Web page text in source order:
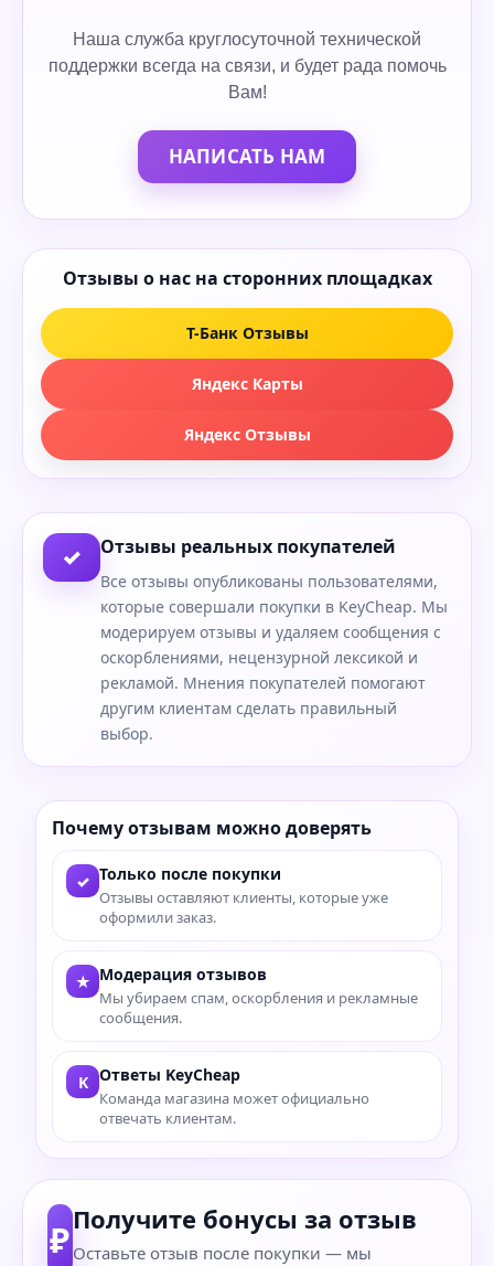
Наша служба круглосуточной технической
поддержки всегда на связи, и будет рада помочь
Вам!
НАПИСАТЬ НАМ
Отзывы о нас на сторонних площадках
Т-Банк Отзывы
Яндекс Карты
Яндекс Отзывы
✓ Отзывы реальных покупателей
Все отзывы опубликованы пользователями,
которые совершали покупки в KeyCheap. Мы
модерируем отзывы и удаляем сообщения с
оскорблениями, нецензурной лексикой и
рекламой. Мнения покупателей помогают
другим клиентам сделать правильный
выбор.
Почему отзывам можно доверять
✓ Только после покупки
Отзывы оставляют клиенты, которые уже
оформили заказ.
★ Модерация отзывов
Мы убираем спам, оскорбления и рекламные
сообщения.
K Ответы KeyCheap
Команда магазина может официально
отвечать клиентам.
₽Получите бонусы за отзыв
Оставьте отзыв после покупки — мы